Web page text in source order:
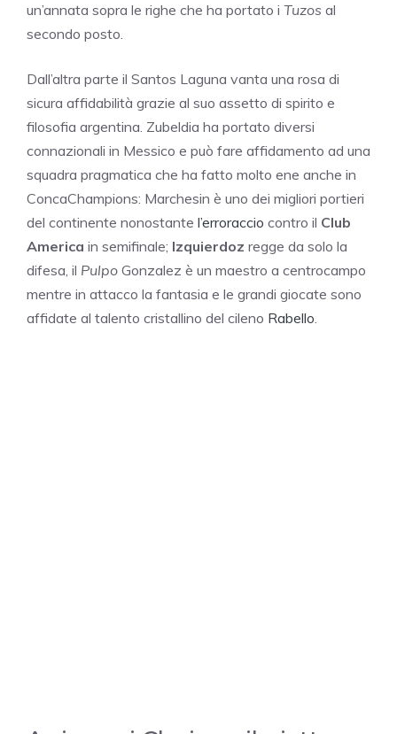
un’annata sopra le righe che ha portato i Tuzos al
secondo posto.
Dall’altra parte il Santos Laguna vanta una rosa di
sicura affidabilità grazie al suo assetto di spirito e
filosofia argentina. Zubeldia ha portato diversi
connazionali in Messico e può fare affidamento ad una
squadra pragmatica che ha fatto molto ene anche in
ConcaChampions: Marchesin è uno dei migliori portieri
del continente nonostante l’erroraccio contro il Club
America in semifinale; Izquierdoz regge da solo la
difesa, il Pulpo Gonzalez è un maestro a centrocampo
mentre in attacco la fantasia e le grandi giocate sono
affidate al talento cristallino del cileno Rabello.